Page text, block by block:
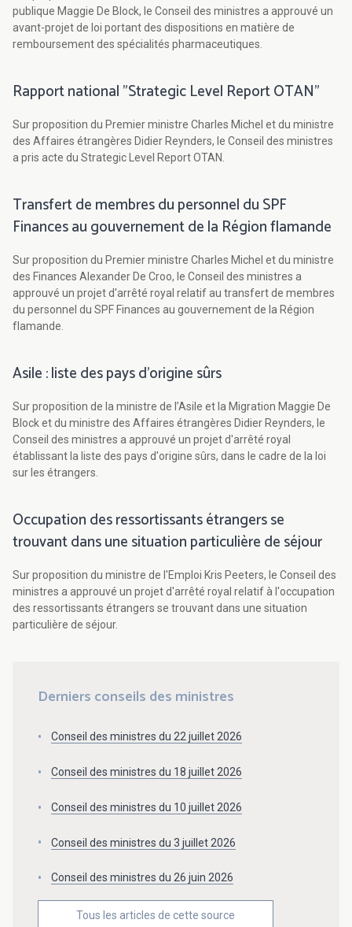
publique Maggie De Block, le Conseil des ministres a approuvé un
avant-projet de loi portant des dispositions en matière de
remboursement des spécialités pharmaceutiques.
Rapport national "Strategic Level Report OTAN"
Sur proposition du Premier ministre Charles Michel et du ministre
des Affaires étrangères Didier Reynders, le Conseil des ministres
a pris acte du Strategic Level Report OTAN.
Transfert de membres du personnel du SPF
Finances au gouvernement de la Région flamande
Sur proposition du Premier ministre Charles Michel et du ministre
des Finances Alexander De Croo, le Conseil des ministres a
approuvé un projet d'arrêté royal relatif au transfert de membres
du personnel du SPF Finances au gouvernement de la Région
flamande.
Asile : liste des pays d'origine sûrs
Sur proposition de la ministre de l’Asile et la Migration Maggie De
Block et du ministre des Affaires étrangères Didier Reynders, le
Conseil des ministres a approuvé un projet d'arrêté royal
établissant la liste des pays d'origine sûrs, dans le cadre de la loi
sur les étrangers.
Occupation des ressortissants étrangers se
trouvant dans une situation particulière de séjour
Sur proposition du ministre de l'Emploi Kris Peeters, le Conseil des
ministres a approuvé un projet d'arrêté royal relatif à l'occupation
des ressortissants étrangers se trouvant dans une situation
particulière de séjour.
Derniers conseils des ministres
Conseil des ministres du 22 juillet 2026
Conseil des ministres du 18 juillet 2026
Conseil des ministres du 10 juillet 2026
Conseil des ministres du 3 juillet 2026
Conseil des ministres du 26 juin 2026
Tous les articles de cette source